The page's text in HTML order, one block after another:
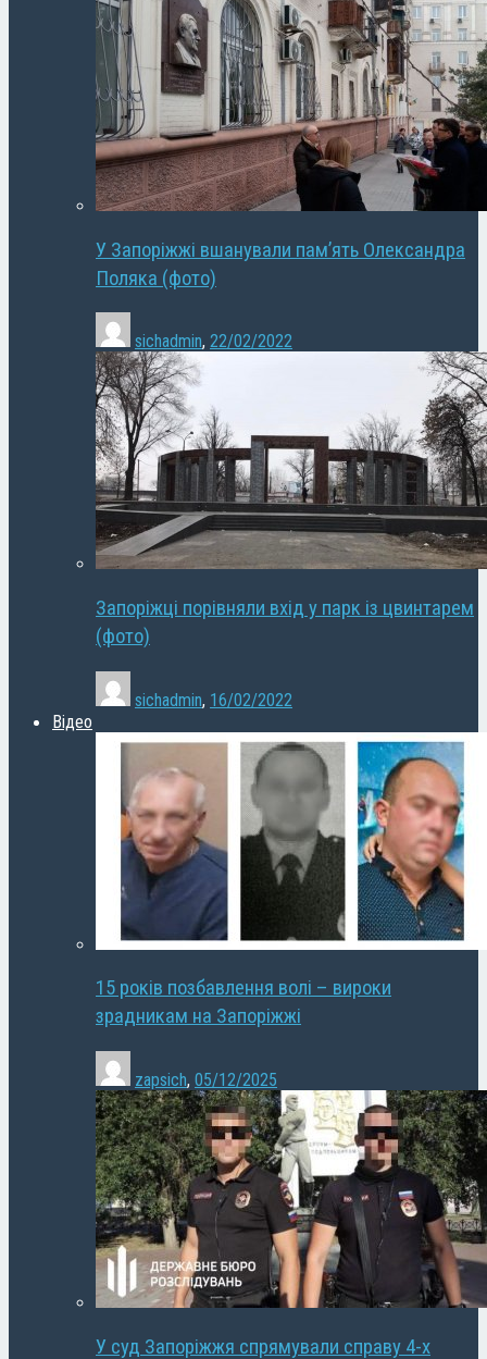
У Запоріжжі вшанували пам’ять Олександра
Поляка (фото)
sichadmin, 22/02/2022
Запоріжці порівняли вхід у парк із цвинтарем
(фото)
sichadmin, 16/02/2022
Відео
15 років позбавлення волі – вироки
зрадникам на Запоріжжі
zapsich, 05/12/2025
У суд Запоріжжя спрямували справу 4-х